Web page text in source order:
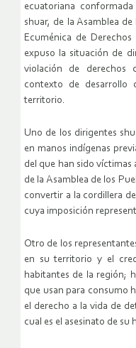
ecuatoriana
shuar, de la Asamblea
Ecuménica de
expuso la situación de
violación de derechos
contexto de desarrollo
territorio.
Uno de los dirigentes
en manos indígenas
del que han sido víctimas
de la Asamblea de los
convertir a la cordillera
cuya imposición
Otro de los
en su territorio y el
habitantes de la región;
que usan para consumo
el derecho a la vida de
cual es el asesinato de su